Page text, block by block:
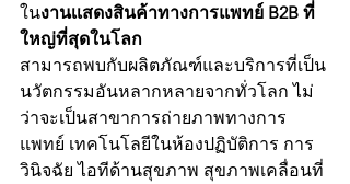
ในงานเเสดงสินค้าทางการแพทย์ B2B ที่
ใหญ่ที่สุดในโลก
สามารถพบกับผลิตภัณฑ์และบริการที่เป็น
นวัตกรรมอันหลากหลายจากทั่วโลก ไม่
ว่าจะเป็นสาขาการถ่ายภาพทางการ
แพทย์ เทคโนโลยีในห้องปฏิบัติการ การ
วินิจฉัย ไอทีด้านสุขภาพ สุขภาพเคลื่อนที่